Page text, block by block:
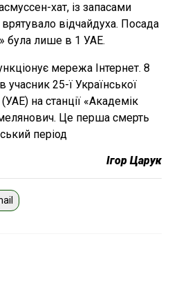
хат, із запасами
врятувало відчайдуха. Посада
була лише в 1 УАЕ.
мережа Інтернет. 8
учасник 25-ї Української
на станції «Академік
Це перша смерть
період
Ігор Царук